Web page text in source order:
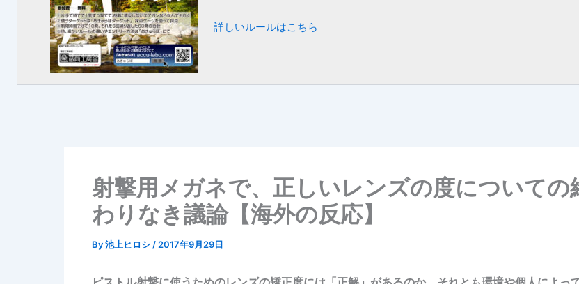
詳しいルールはこちら
射撃用メガネで、正しいレンズの度についての
わりなき議論【海外の反応】
By池上ヒロシ / 2017年9月29日